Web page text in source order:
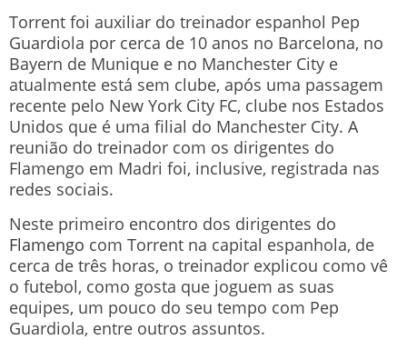
Torrent foi auxiliar do treinador espanhol Pep
Guardiola por cerca de 10 anos no Barcelona, no
Bayern de Munique e no Manchester City e
atualmente está sem clube, após uma passagem
recente pelo New York City FC, clube nos Estados
Unidos que é uma filial do Manchester City. A
reunião do treinador com os dirigentes do
Flamengo em Madri foi, inclusive, registrada nas
redes sociais.
Neste primeiro encontro dos dirigentes do
Flamengo com Torrent na capital espanhola, de
cerca de três horas, o treinador explicou como vê
o futebol, como gosta que joguem as suas
equipes, um pouco do seu tempo com Pep
Guardiola, entre outros assuntos.